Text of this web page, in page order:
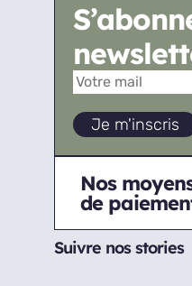
Nos
de
Suivre nos stories